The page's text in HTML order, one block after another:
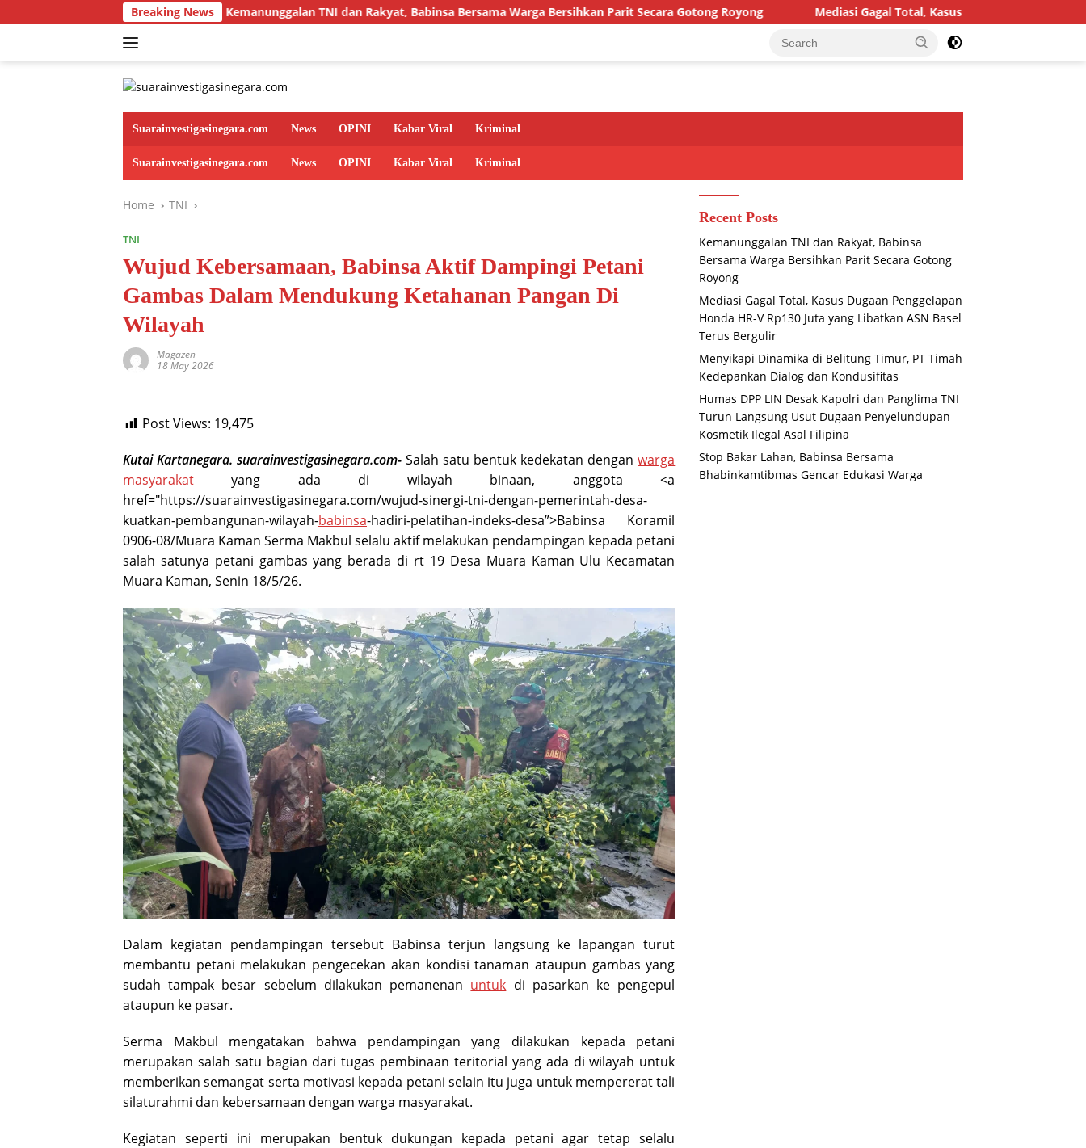
to
Breaking News
Kemanunggalan TNI dan Rakyat, Babinsa Bersama Warga Bersihkan Parit Secara Gotong Royong Mediasi Gagal Total, Kasus Dugaan Penggelapan Honda HR-V
Suarainvestigasinegara.com News OPINI Kabar Viral Kriminal
Suarainvestigasinegara.com News OPINI Kabar Viral Kriminal
Home TNI
TNI
Wujud Kebersamaan, Babinsa Aktif Dampingi Petani
Gambas Dalam Mendukung Ketahanan Pangan Di
Wilayah
Magazen
18 May 2026
Post Views: 19,475
Kutai Kartanegara. suarainvestigasinegara.com- Salah satu bentuk kedekatan denganwarga
masyarakat yang ada di wilayah binaan, anggota <a
href="https://suarainvestigasinegara.com/wujud-sinergi-tni-dengan-pemerintah-desa-
kuatkan-pembangunan-wilayah-babinsa-hadiri-pelatihan-indeks-desa”>Babinsa Koramil
0906-08/Muara Kaman Serma Makbul selalu aktif melakukan pendampingan kepada petani
salah satunya petani gambas yang berada di rt 19 Desa Muara Kaman Ulu Kecamatan
Muara Kaman, Senin 18/5/26.
Dalam kegiatan pendampingan tersebut Babinsa terjun langsung ke lapangan turut
membantu petani melakukan pengecekan akan kondisi tanaman ataupun gambas yang
sudah tampak besar sebelum dilakukan pemanenan untuk di pasarkan ke pengepul
ataupun ke pasar.
Serma Makbul mengatakan bahwa pendampingan yang dilakukan kepada petani
merupakan salah satu bagian dari tugas pembinaan teritorial yang ada di wilayah untuk
memberikan semangat serta motivasi kepada petani selain itu juga untuk mempererat tali
silaturahmi dan kebersamaan dengan warga masyarakat.
Kegiatan seperti ini merupakan bentuk dukungan kepada petani agar tetap selalu
Recent Posts
Kemanunggalan TNI dan Rakyat, Babinsa
Bersama Warga Bersihkan Parit Secara Gotong
Royong
Mediasi Gagal Total, Kasus Dugaan Penggelapan
Honda HR-V Rp130 Juta yang Libatkan ASN Basel
Terus Bergulir
Menyikapi Dinamika di Belitung Timur, PT Timah
Kedepankan Dialog dan Kondusifitas
Humas DPP LIN Desak Kapolri dan Panglima TNI
Turun Langsung Usut Dugaan Penyelundupan
Kosmetik Ilegal Asal Filipina
Stop Bakar Lahan, Babinsa Bersama
Bhabinkamtibmas Gencar Edukasi Warga